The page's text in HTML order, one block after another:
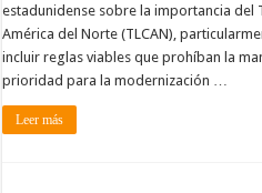
estadunidense sobre la importancia del
América del Norte (TLCAN),
incluir reglas viables que prohíban la
prioridad para la modernización …
Leer más